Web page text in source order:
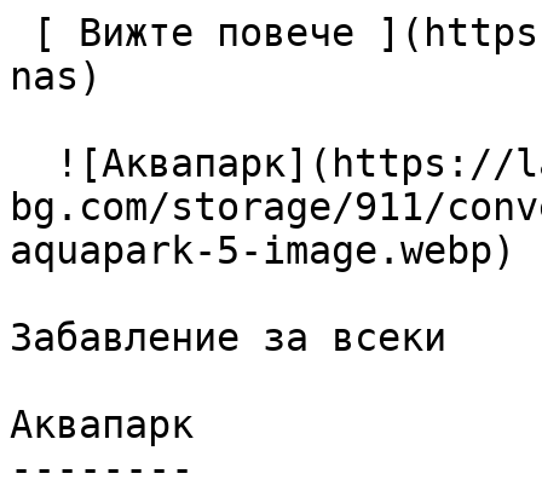
nas)
bg.com/storage/911/
aquapark-5-image.webp)
Забавление за всеки
Аквапарк
--------